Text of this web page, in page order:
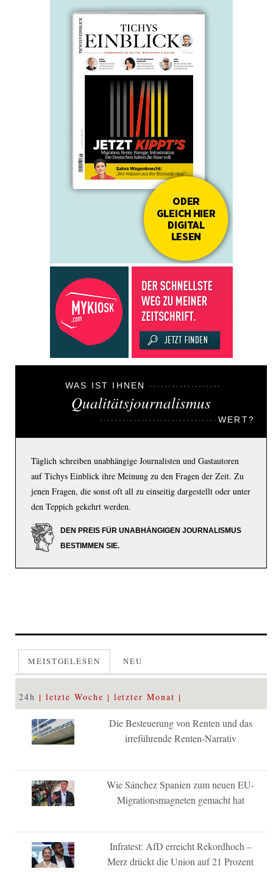
WAS IST IHNEN
Qualitätsjournalismus
WERT?
Täglich schreiben unabhängige Journalisten und Gastautoren
auf Tichys Einblick ihre Meinung zu den Fragen der Zeit. Zu
jenen Fragen, die sonst oft all zu einseitig dargestellt oder unter
den Teppich gekehrt werden.
DEN PREIS FÜR UNABHÄNGIGEN JOURNALISMUS
BESTIMMEN SIE.
MEISTGELESEN NEU
24h letzte Woche letzter Monat
Die Besteuerung von Renten und das
irreführende Renten-Narrativ
Wie Sánchez Spanien zum neuen EU-
Migrationsmagneten gemacht hat
Infratest: AfD erreicht Rekordhoch –
Merz drückt die Union auf 21 Prozent